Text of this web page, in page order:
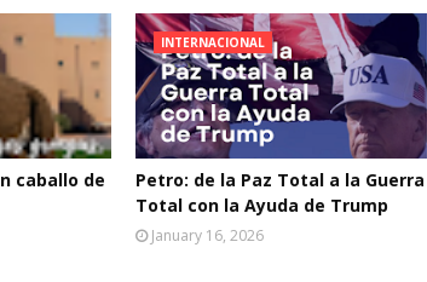
caballo de
INTERNACIONAL
Petro: de la Paz Total a la Guerra
Total con la Ayuda de Trump
January 16, 2026